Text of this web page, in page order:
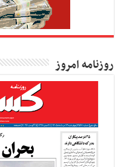
روزنامه امروز